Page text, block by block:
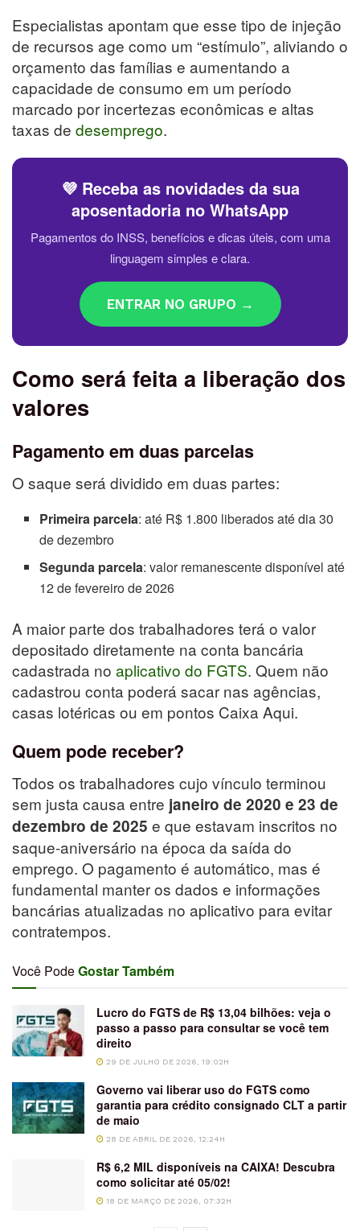
Especialistas apontam que esse tipo de injeção
de recursos age como um “estímulo”, aliviando o
orçamento das famílias e aumentando a
capacidade de consumo em um período
marcado por incertezas econômicas e altas
taxas de desemprego.
💜 Receba as novidades da sua
aposentadoria no WhatsApp
Pagamentos do INSS, benefícios e dicas úteis, com uma
linguagem simples e clara.
ENTRAR NO GRUPO →
Como será feita a liberação dos
valores
Pagamento em duas parcelas
O saque será dividido em duas partes:
Primeira parcela: até R$ 1.800 liberados até dia 30
de dezembro
Segunda parcela: valor remanescente disponível até
12 de fevereiro de 2026
A maior parte dos trabalhadores terá o valor
depositado diretamente na conta bancária
cadastrada no aplicativo do FGTS. Quem não
cadastrou conta poderá sacar nas agências,
casas lotéricas ou em pontos Caixa Aqui.
Quem pode receber?
Todos os trabalhadores cujo vínculo terminou
sem justa causa entre janeiro de 2020 e 23 de
dezembro de 2025 e que estavam inscritos no
saque-aniversário na época da saída do
emprego. O pagamento é automático, mas é
fundamental manter os dados e informações
bancárias atualizadas no aplicativo para evitar
contratempos.
Você PodeGostar Também
Lucro do FGTS de R$ 13,04 bilhões: veja o
passo a passo para consultar se você tem
direito
29 DE JULHO DE 2026, 19:02H
Governo vai liberar uso do FGTS como
garantia para crédito consignado CLT a partir
de maio
28 DE ABRIL DE 2026, 12:24H
R$ 6,2 MIL disponíveis na CAIXA! Descubra
como solicitar até 05/02!
18 DE MARÇO DE 2026, 07:32H